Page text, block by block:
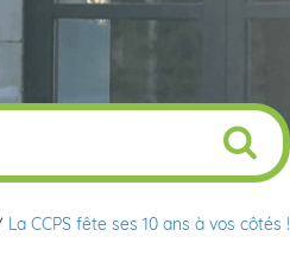
La CCPS fête ses 10 ans à vos côtés !